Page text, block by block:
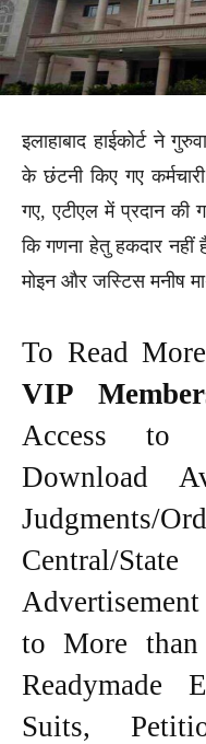
इलाहाबाद हाईकोर्ट ने
के छंटनी किए गए
गए, एटीएल में प्रदान की
कि गणना हेतु हकदार
मोइन और जस्टिस मनीष
To Read
VIP
Access to
Download
Central/
to More
Readymade
Suits,